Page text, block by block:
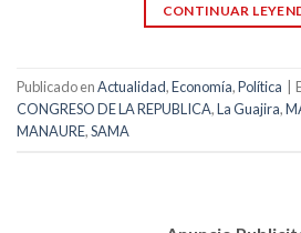
CONTINUAR
Publicado enActualidad,Economía,Política
CONGRESO DE LA REPUBLICA,La Guajira,
MANAURE,SAMA